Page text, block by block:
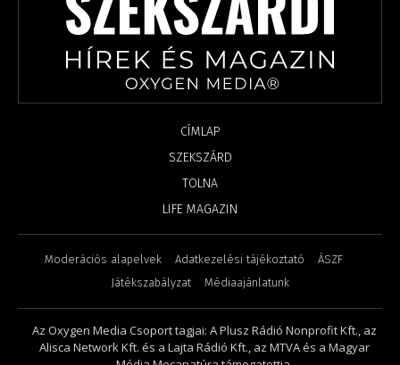
CÍMLAP
SZEKSZÁRD
TOLNA
LIFE MAGAZIN
Moderációs alapelvek Adatkezelési tájékoztató
ÁSZF
Játékszabályzat
Médiaajánlatunk
Az Oxygen Media Csoport tagjai: A Plusz Rádió Nonprofit Kft., az
Alisca Network Kft. és a Lajta Rádió Kft., az MTVA és a Magyar